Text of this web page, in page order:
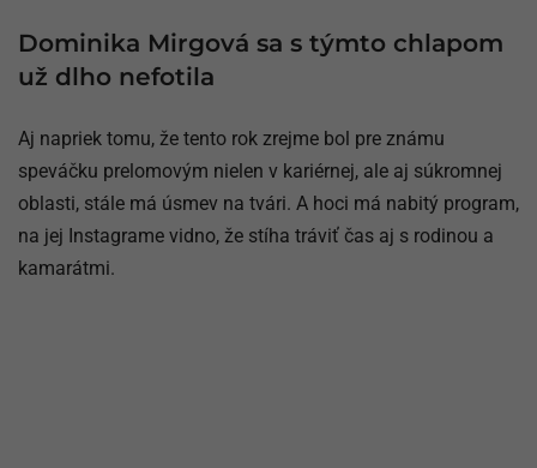
Dominika Mirgová sa s týmto chlapom
už dlho nefotila
Aj napriek tomu, že tento rok zrejme bol pre známu
speváčku prelomovým nielen v kariérnej, ale aj súkromnej
oblasti, stále má úsmev na tvári. A hoci má nabitý program,
na jej Instagrame vidno, že stíha tráviť čas aj s rodinou a
kamarátmi.